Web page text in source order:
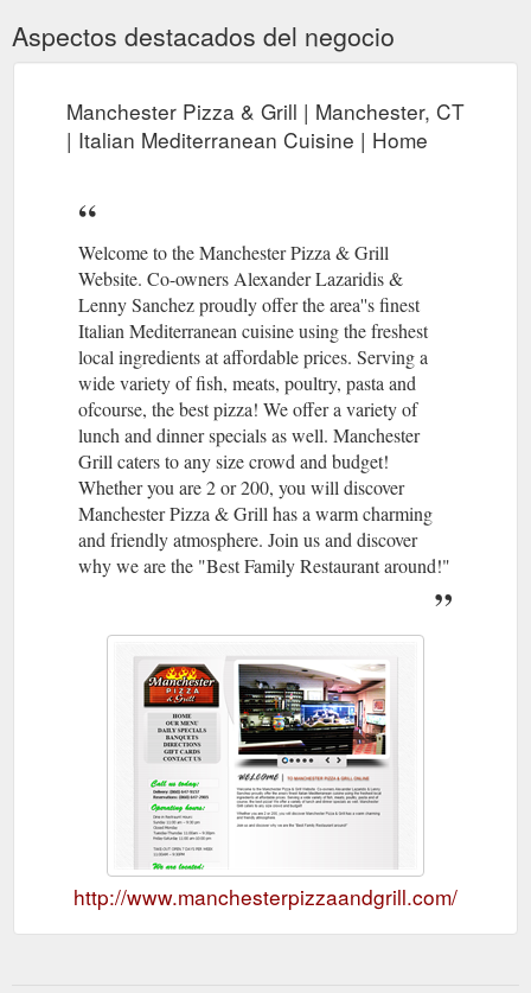
Aspectos destacados del negocio
Manchester Pizza & Grill | Manchester, CT
| Italian Mediterranean Cuisine | Home
Welcome to the Manchester Pizza & Grill
Website. Co-owners Alexander Lazaridis &
Lenny Sanchez proudly offer the area''s finest
Italian Mediterranean cuisine using the freshest
local ingredients at affordable prices. Serving a
wide variety of fish, meats, poultry, pasta and
ofcourse, the best pizza! We offer a variety of
lunch and dinner specials as well. Manchester
Grill caters to any size crowd and budget!
Whether you are 2 or 200, you will discover
Manchester Pizza & Grill has a warm charming
and friendly atmosphere. Join us and discover
why we are the "Best Family Restaurant around!"
http://www.manchesterpizzaandgrill.com/